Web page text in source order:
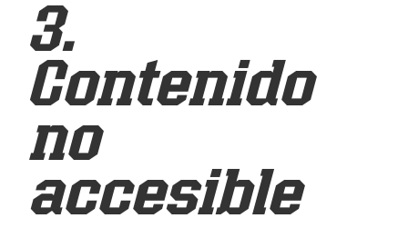
3.
Contenido
no
accesible